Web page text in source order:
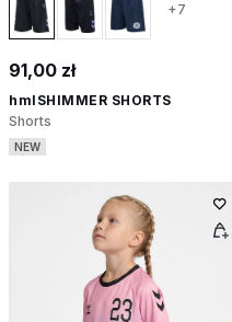
+7
91,00 zł
hmlSHIMMER SHORTS
Shorts
NEW